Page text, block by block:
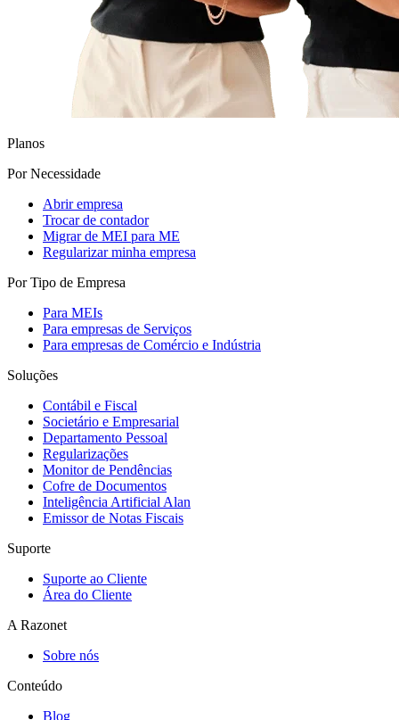
Planos
Por Necessidade
Abrir empresa
Trocar de contador
Migrar de MEI para ME
Regularizar minha empresa
Por Tipo de Empresa
Para MEIs
Para empresas de Serviços
Para empresas de Comércio e Indústria
Soluções
Contábil e Fiscal
Societário e Empresarial
Departamento Pessoal
Regularizações
Monitor de Pendências
Cofre de Documentos
Inteligência Artificial Alan
Emissor de Notas Fiscais
Suporte
Suporte ao Cliente
Área do Cliente
A Razonet
Sobre nós
Conteúdo
Blog